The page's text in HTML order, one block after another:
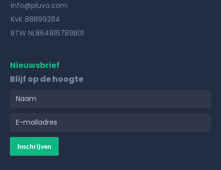
info@pluvo.com
KvK 88899284
BTW NL864816789B01
Nieuwsbrief
Blijf op de hoogte